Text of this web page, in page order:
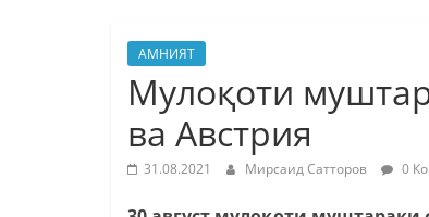
АМНИЯТ
Мулоқоти
ва Австрия
31.08.2021 Мирсаид Сатторов 0